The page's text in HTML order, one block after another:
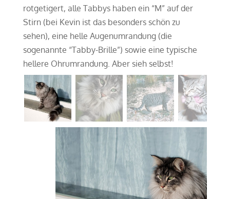
rotgetigert, alle Tabbys haben ein “M” auf der
Stirn (bei Kevin ist das besonders schön zu
sehen), eine helle Augenumrandung (die
sogenannte “Tabby-Brille”) sowie eine typische
hellere Ohrumrandung. Aber sieh selbst!